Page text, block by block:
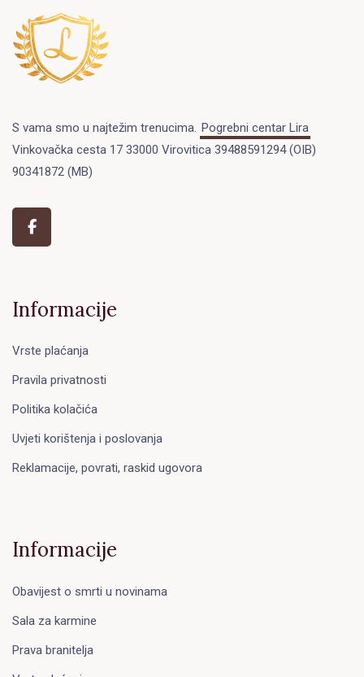
S vama smo u najtežim trenucima. Pogrebni centar Lira
Vinkovačka cesta 17 33000 Virovitica 39488591294 (OIB)
90341872 (MB)
Informacije
Vrste plaćanja
Pravila privatnosti
Politika kolačića
Uvjeti korištenja i poslovanja
Reklamacije, povrati, raskid ugovora
Informacije
Obavijest o smrti u novinama
Sala za karmine
Prava branitelja